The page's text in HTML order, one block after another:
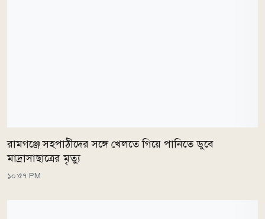
রামগঞ্জে সহপাঠীদের সঙ্গে খেলতে গিয়ে পানিতে ডুবে
মাদ্রাসাছাত্রের মৃত্যু
১০:৫৭ PM